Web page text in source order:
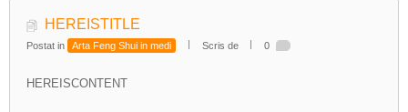
HEREISTITLE
Postat in Arta Feng Shui in medi Scris de 0
HEREISCONTENT